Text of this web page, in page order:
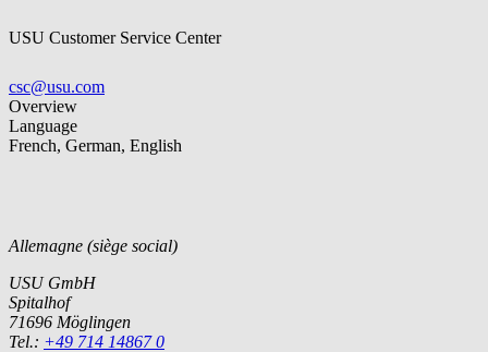
USU Customer Service Center
csc@usu.com
Overview
Language
French, German, English
Allemagne (siège social)
USU GmbH
Spitalhof
71696 Möglingen
Tel.: +49 714 14867 0